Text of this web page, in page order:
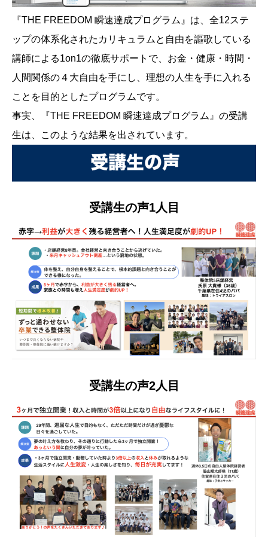
『THE FREEDOM 瞬速達成プログラム』は、全12ステ
ップの体系化されたカリキュラムと自由を謳歌している
講師による1on1の徹底サポートで、お金・健康・時間・
人間関係の４大自由を手にし、理想の人生を手に入れる
ことを目的としたプログラムです。
事実、『THE FREEDOM 瞬速達成プログラム』の受講
生は、このような結果を出されています。
受講生の声1人目
受講生の声2人目